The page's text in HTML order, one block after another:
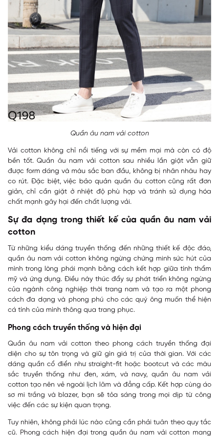
Quần âu nam vải cotton
Vải cotton không chỉ nổi tiếng với sự mềm mại mà còn có độ
bền tốt. Quần âu nam vải cotton sau nhiều lần giặt vẫn giữ
được form dáng và màu sắc ban đầu, không bị nhăn nhàu hay
co rút. Đặc biệt, việc bảo quản quần âu cotton cũng rất đơn
giản, chỉ cần giặt ở nhiệt độ phù hợp và tránh sử dụng hóa
chất mạnh gây hại đến chất lượng vải.
Sự đa dạng trong thiết kế của quần âu nam vải
cotton
Từ những kiểu dáng truyền thống đến những thiết kế độc đáo,
quần âu nam vải cotton không ngừng chứng minh sức hút của
mình trong lòng phái mạnh bằng cách kết hợp giữa tính thẩm
mỹ và ứng dụng. Điều này thúc đẩy sự phát triển không ngừng
của ngành công nghiệp thời trang nam và tạo ra một phong
cách đa dạng và phong phú cho các quý ông muốn thể hiện
cá tính của mình thông qua trang phục.
Phong cách truyền thống và hiện đại
Quần âu nam vải cotton theo phong cách truyền thống đại
diện cho sự tôn trọng và giữ gìn giá trị của thời gian. Với các
dáng quần cổ điển như straight-fit hoặc bootcut và các màu
sắc truyền thống như đen, xám, và navy, quần âu nam vải
cotton tạo nên vẻ ngoài lịch lãm và đẳng cấp. Kết hợp cùng áo
sơ mi trắng và blazer, bạn sẽ tỏa sáng trong mọi dịp từ công
việc đến các sự kiện quan trọng.
Tuy nhiên, không phải lúc nào cũng cần phải tuân theo quy tắc
cũ. Phong cách hiện đại trong quần âu nam vải cotton mang